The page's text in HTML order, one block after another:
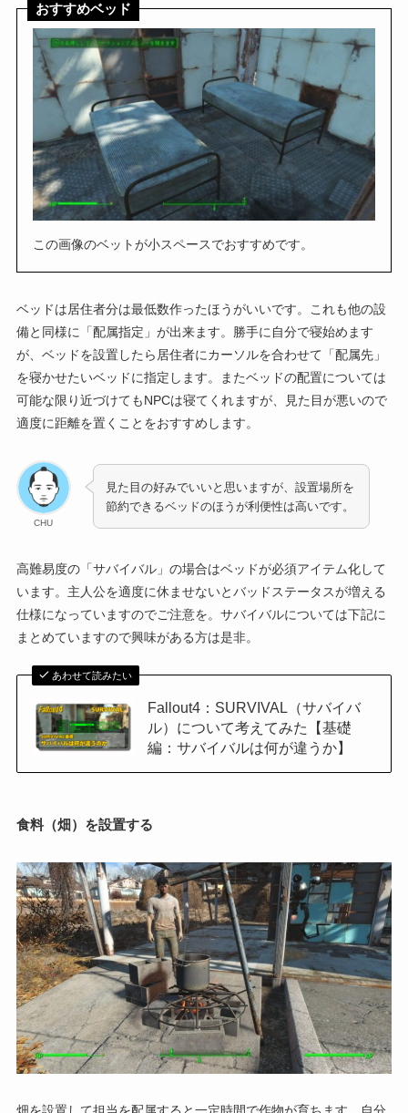
おすすめベッド
この画像のベットが小スペースでおすすめです。
ベッドは居住者分は最低数作ったほうがいいです。これも他の設
備と同様に「配属指定」が出来ます。勝手に自分で寝始めます
が、ベッドを設置したら居住者にカーソルを合わせて「配属先」
を寝かせたいベッドに指定します。またベッドの配置については
可能な限り近づけてもNPCは寝てくれますが、見た目が悪いので
適度に距離を置くことをおすすめします。
CHU
見た目の好みでいいと思いますが、設置場所を
節約できるベッドのほうが利便性は高いです。
高難易度の「サバイバル」の場合はベッドが必須アイテム化して
います。主人公を適度に休ませないとバッドステータスが増える
仕様になっていますのでご注意を。サバイバルについては下記に
まとめていますので興味がある方は是非。
あわせて読みたい
Fallout4：SURVIVAL（サバイバ
ル）について考えてみた【基礎
編：サバイバルは何が違うか】
食料（畑）を設置する
畑を設置して担当を配属すると一定時間で作物が育ちます。自分